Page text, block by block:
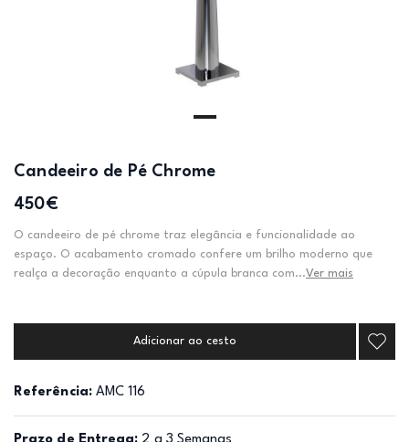
Candeeiro de Pé Chrome
450€
O candeeiro de pé chrome traz elegância e funcionalidade ao
espaço. O acabamento cromado confere um brilho moderno que
realça a decoração enquanto a cúpula branca com...Ver mais
Adicionar ao cesto
Referência: AMC 116